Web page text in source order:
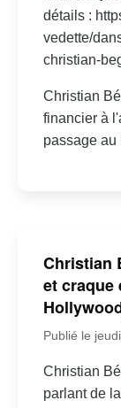
détails :
vedette/
christian-
Christian
financier à
passage au
Christian
et craque
Publié le
Christian
parlant de